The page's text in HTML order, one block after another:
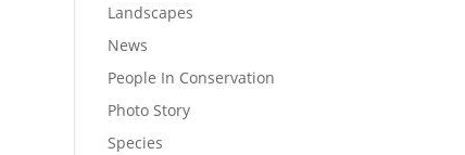
Landscapes
News
People In Conservation
Photo Story
Species